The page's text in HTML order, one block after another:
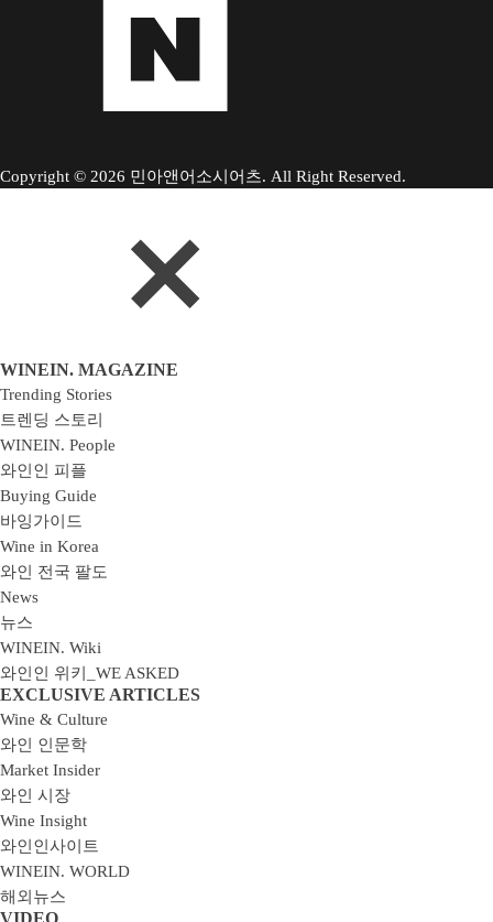
Copyright © 2026 민아앤어소시어츠. All Right Reserved.